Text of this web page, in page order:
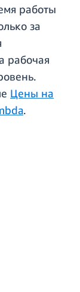
работы
за
рабочая
Цены на
.